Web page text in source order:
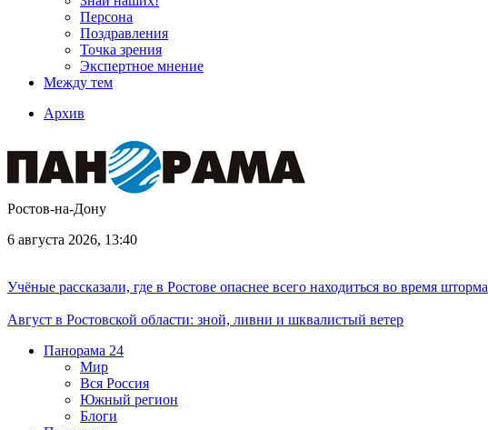
Персона
Поздравления
Точка зрения
Экспертное мнение
Между тем
Архив
Ростов-на-Дону
6 августа 2026, 13:40
Учёные рассказали, где в Ростове опаснее всего находиться во время шторма
Август в Ростовской области: зной, ливни и шквалистый ветер
Панорама 24
Мир
Вся Россия
Южный регион
Блоги